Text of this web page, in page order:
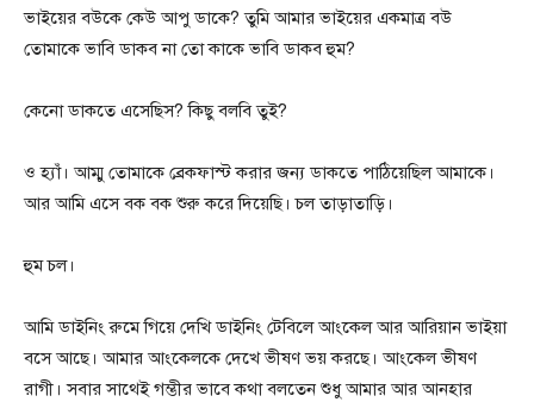
ভাইয়ের বউকে কেউ আপু ডাকে? তুমি আমার ভাইয়ের একমাত্র বউ
তোমাকে ভাবি ডাকব না তো কাকে ভাবি ডাকব হুম?
কেনো ডাকতে এসেছিস? কিছু বলবি তুই?
ও হ্যাঁ। আম্মু তোমাকে ব্রেকফাস্ট করার জন্য ডাকতে পাঠিয়েছিল আমাকে।
আর আমি এসে বক বক শুরু করে দিয়েছি। চল তাড়াতাড়ি।
হুম চল।
আমি ডাইনিং রুমে গিয়ে দেখি ডাইনিং টেবিলে আংকেল আর আরিয়ান ভাইয়া
বসে আছে। আমার আংকেলকে দেখে ভীষণ ভয় করছে। আংকেল ভীষণ
রাগী। সবার সাথেই গম্ভীর ভাবে কথা বলতেন শুধু আমার আর আনহার